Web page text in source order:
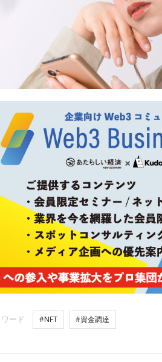
ード #NFT #資金調達